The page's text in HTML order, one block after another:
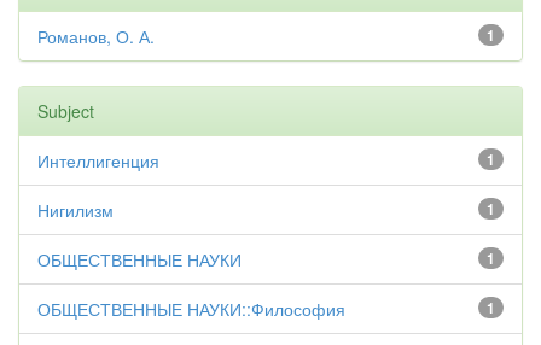
1
Романов, О. А.
Subject
1
Интеллигенция
1
Нигилизм
1
ОБЩЕСТВЕННЫЕ НАУКИ
1
ОБЩЕСТВЕННЫЕ НАУКИ::Философия